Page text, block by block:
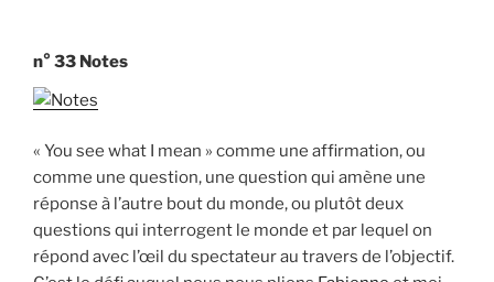
n° 33 Notes
« You see what I mean » comme une affirmation, ou
comme une question, une question qui amène une
réponse à l’autre bout du monde, ou plutôt deux
questions qui interrogent le monde et par lequel on
répond avec l’œil du spectateur au travers de l’objectif.